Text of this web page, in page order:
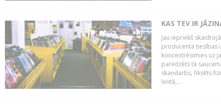
KAS TEV IR
Jau iepriekš
producenta tiesības
koncentrēsimies uz
paredzēts tā
skaņdarbs, fiksēts
lentā,...